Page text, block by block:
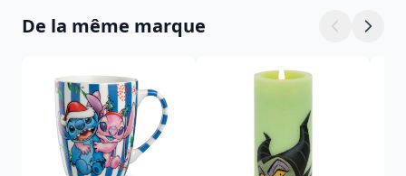
De la même marque